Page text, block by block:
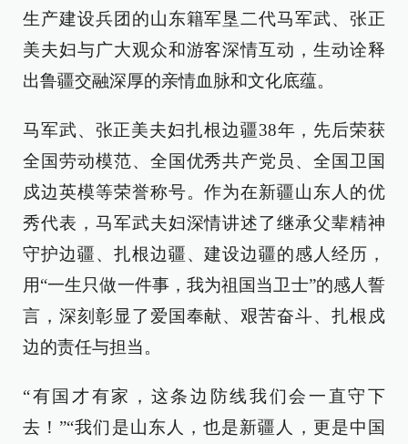
生产建设兵团的山东籍军垦二代马军武、张正
美夫妇与广大观众和游客深情互动，生动诠释
出鲁疆交融深厚的亲情血脉和文化底蕴。
马军武、张正美夫妇扎根边疆38年，先后荣获
全国劳动模范、全国优秀共产党员、全国卫国
戍边英模等荣誉称号。作为在新疆山东人的优
秀代表，马军武夫妇深情讲述了继承父辈精神
守护边疆、扎根边疆、建设边疆的感人经历，
用“一生只做一件事，我为祖国当卫士”的感人誓
言，深刻彰显了爱国奉献、艰苦奋斗、扎根戍
边的责任与担当。
“有国才有家，这条边防线我们会一直守下
去！”“我们是山东人，也是新疆人，更是中国